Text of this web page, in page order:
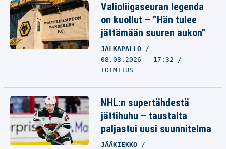
Valioliigaseuran legenda
on kuollut – ”Hän tulee
jättämään suuren aukon”
JALKAPALLO
08.08.2026 - 17:32
TOIMITUS
NHL:n supertähdestä
jättihuhu – taustalta
paljastui uusi suunnitelma
JÄÄKIEKKO